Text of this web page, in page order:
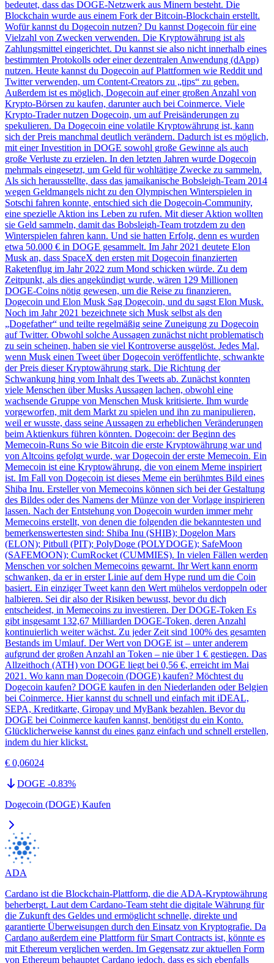
bedeutet, dass das DOGE-Netzwerk aus Minern besteht. Die
Blockchain wurde aus einem Fork der Bitcoin-Blockchain erstellt.
Wofür kannst du Dogecoin nutzen? Du kannst Dogecoin für eine
Vielzahl von Zwecken verwenden. Die Kryptowährung ist als
Zahlungsmittel eingerichtet. Du kannst sie also nicht innerhalb eines
bestimmten Protokolls oder einer dezentralen Anwendung (dApp)
nutzen. Heute kannst du Dogecoin auf Plattformen wie Reddit und
Twitter verwenden, um Content-Creators zu „tips“ zu geben.
Außerdem ist es möglich, Dogecoin auf einer großen Anzahl von
Krypto-Börsen zu kaufen, darunter auch bei Coinmerce. Viele
Krypto-Trader nutzen Dogecoin, um auf Preisänderungen zu
spekulieren. Da Dogecoin eine volatile Kryptowährung ist, kann
sich der Preis manchmal deutlich verändern. Dadurch ist es möglich,
mit einer Investition in DOGE sowohl große Gewinne als auch
große Verluste zu erzielen. In den letzten Jahren wurde Dogecoin
mehrmals eingesetzt, um Geld für wohltätige Zwecke zu sammeln.
Als sich herausstellte, dass das jamaikanische Bobsleigh-Team 2014
wegen Geldmangels nicht zu den Olympischen Winterspielen in
Sotschi fahren konnte, entschied sich die Dogecoin-Community,
eine spezielle Aktion ins Leben zu rufen. Mit dieser Aktion wollten
sie Geld sammeln, damit das Bobsleigh-Team trotzdem zu den
Winterspielen fahren kann. Und sie hatten Erfolg, denn es wurden
etwa 50.000 € in DOGE gesammelt. Im Jahr 2021 deutete Elon
Musk an, dass SpaceX den ersten mit Dogecoin finanzierten
Raketenflug im Jahr 2022 zum Mond schicken würde. Zu dem
Zeitpunkt, als dies angekündigt wurde, wären 129 Millionen
DOGE-Coins nötig gewesen, um die Reise zu finanzieren.
Dogecoin und Elon Musk Sag Dogecoin, und du sagst Elon Musk.
Noch im Jahr 2021 bezeichnete sich Musk selbst als den
„Dogefather“ und teilte regelmäßig seine Zuneigung zu Dogecoin
auf Twitter. Obwohl solche Aussagen zunächst nicht problematisch
zu sein scheinen, haben sie viel Kontroverse ausgelöst. Jedes Mal,
wenn Musk einen Tweet über Dogecoin veröffentlichte, schwankte
der Preis dieser Kryptowährung stark. Die Richtung der
Schwankung hing vom Inhalt des Tweets ab. Zunächst konnten
viele Menschen über Musks Aussagen lachen, obwohl eine
wachsende Gruppe von Menschen Musk kritisierte. Ihm wurde
vorgeworfen, mit dem Markt zu spielen und ihn zu manipulieren,
weil er wusste, dass seine Aussagen zu erheblichen Veränderungen
beim Aktienkurs führen könnten. Dogecoin: der Beginn des
Memecoin-Runs So wie Bitcoin die erste Kryptowährung war und
von Altcoins gefolgt wurde, war Dogecoin der erste Memecoin. Ein
Memecoin ist eine Kryptowährung, die von einem Meme inspiriert
ist. Im Fall von Dogecoin ist dieses Meme ein berühmtes Bild eines
Shiba Inu. Ersteller von Memecoins können sich bei der Gestaltung
des Bildes oder des Namens der Münze von der Vorlage inspirieren
lassen. Nach der Entstehung von Dogecoin wurden immer mehr
Memecoins erstellt, von denen die folgenden die bekanntesten und
bemerkenswertesten sind: Shiba Inu (SHIB); Dogelon Mars
(ELON); Pitbull (PIT); PolyDoge (POLYDOGE); SafeMoon
(SAFEMOON); CumRocket (CUMMIES). In vielen Fällen werden
Menschen vor solchen Memecoins gewarnt. Ihr Wert kann enorm
schwanken, da er in erster Linie auf dem Hype rund um die Coin
basiert. Ein einziger Tweet kann den Wert mühelos verdoppeln oder
halbieren. Sei dir also der Risiken bewusst, bevor du dich
entscheidest, in Memecoins zu investieren. Der DOGE-Token Es
gibt insgesamt 132,67 Milliarden DOGE-Token, deren Anzahl
kontinuierlich weiter wächst. Zu jeder Zeit sind 100% des gesamten
Bestands im Umlauf. Der Wert von DOGE ist – unter anderem
aufgrund der großen Anzahl an Token – nie über 1 € gestiegen. Das
Allzeithoch (ATH) von DOGE liegt bei 0,56 €, erreicht im Mai
2021. Wo kann man Dogecoin (DOGE) kaufen? Möchtest du
Dogecoin kaufen? DOGE kaufen in den Niederlanden oder Belgien
bei Coinmerce. Hier kannst du schnell und einfach mit iDEAL,
SEPA, Kreditkarte, Giropay und MyBank bezahlen. Bevor du
DOGE bei Coinmerce kaufen kannst, benötigst du ein Konto.
Glücklicherweise kannst du eines ganz einfach und schnell erstellen,
indem du hier klickst.
€ 0,06024
DOGE -0.83%
Dogecoin (DOGE) Kaufen
ADA
Cardano ist die Blockchain-Plattform, die die ADA-Kryptowährung
beherbergt. Laut dem Cardano-Team steht die digitale Währung für
die Zukunft des Geldes und ermöglicht schnelle, direkte und
garantierte Überweisungen durch den Einsatz von Kryptografie. Da
Cardano außerdem eine Plattform für Smart Contracts ist, könnte es
mit Ethereum verglichen werden. Im Gegensatz zur aktuellen Form
von Ethereum behauptet Cardano jedoch, dass es sich ebenfalls